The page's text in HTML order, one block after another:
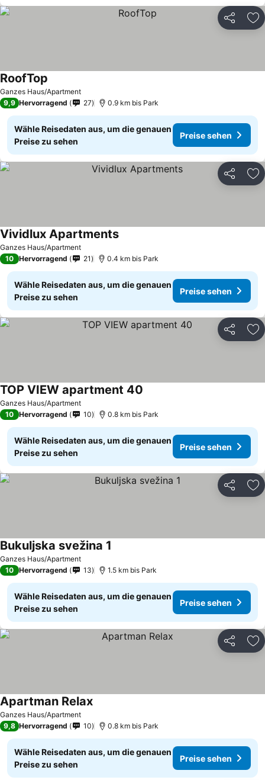
Teilen
Ganzes Haus/Apartment
RoofTop
9,9 Hervorragend 27 0.9 km bis Park
Wähle Reisedaten aus, um die genauen
Preise zu sehen
Preise sehen
Teilen
Ganzes Haus/Apartment
Vividlux ApartmentsPreise sehen
10 Hervorragend 21 0.4 km bis Park
Wähle Reisedaten aus, um die genauen
Preise zu sehen
Preise sehen
Teilen
Ganzes Haus/Apartment
TOP VIEW apartment 40
10 Hervorragend 10 0.8 km bis Park
Wähle Reisedaten aus, um die genauen
Preise zu sehen
Preise sehen
Teilen
Ganzes Haus/Apartment
Bukuljska svežina 1
10 Hervorragend 13 1.5 km bis Park
Wähle Reisedaten aus, um die genauen
Preise zu sehen
Preise sehen
Teilen
Ganzes Haus/Apartment
Apartman RelaxPreise sehen
9,8 Hervorragend 10 0.8 km bis Park
Wähle Reisedaten aus, um die genauen
Preise zu sehen
Preise sehen